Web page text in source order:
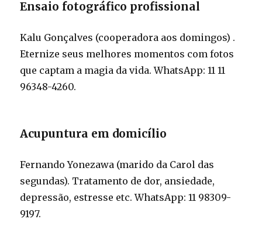
Ensaio fotográfico profissional
Kalu Gonçalves (cooperadora aos domingos) .
Eternize seus melhores momentos com fotos
que captam a magia da vida. WhatsApp: 11 11
96348-4260.
Acupuntura em domicílio
Fernando Yonezawa (marido da Carol das
segundas). Tratamento de dor, ansiedade,
depressão, estresse etc. WhatsApp: 11 98309-
9197.